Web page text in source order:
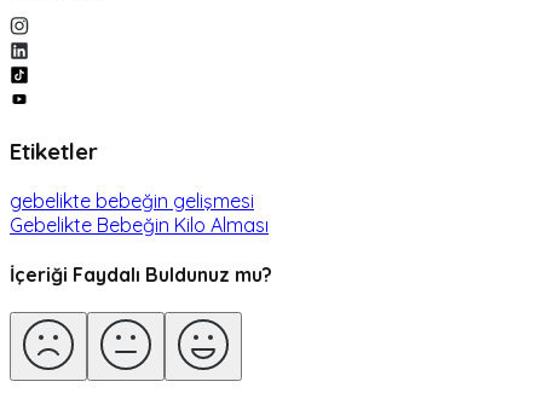
Etiketler
gebelikte bebeğin gelişmesi
Gebelikte Bebeğin Kilo Alması
İçeriği Faydalı Buldunuz mu?